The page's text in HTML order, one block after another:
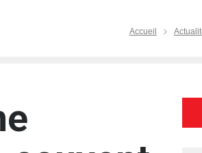
Accueil